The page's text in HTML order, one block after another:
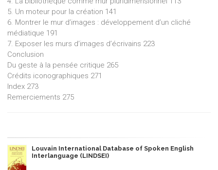
5. Un moteur pour la création 141
6. Montrer le mur d’images : développement d’un cliché
médiatique 191
7. Exposer les murs d’images d’écrivains 223
Conclusion
Du geste à la pensée critique 265
Crédits iconographiques 271
Index 273
Remerciements 275
Louvain International Database of Spoken English
Interlanguage (LINDSEI)